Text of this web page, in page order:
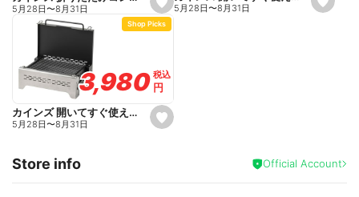
s
e
t
o
r
i
e
5月28日〜8月31日
s
e
5月28日〜8月31日
s
e
Shop Picks
3,980
3,980税込
税込
円
円
カインズ 開いてすぐ使えるバーベキューコンロ S
5月28日〜8月31日
Store info Official Account